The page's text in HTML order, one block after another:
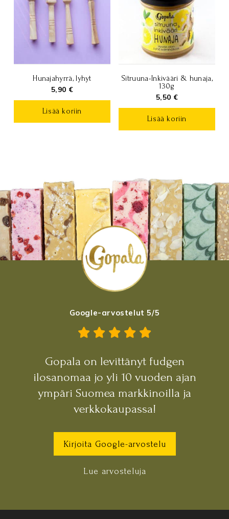
Hunajahyrrä, lyhyt
5,90 €
Lisää koriin
Sitruuna-Inkivääri & hunaja,
130g
5,50 €
Lisää koriin
Google-arvostelut 5/5
Gopala on levittänyt fudgen
ilosanomaa jo yli 10 vuoden ajan
ympäri Suomea markkinoilla ja
verkkokaupassa!
Kirjoita Google-arvostelu
Lue arvosteluja